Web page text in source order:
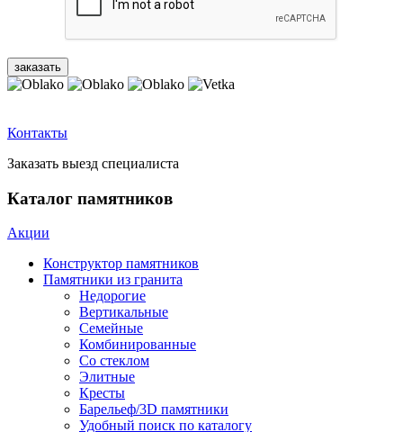
Контакты
Заказать выезд специалиста
Каталог памятников
Акции
Конструктор памятников
Памятники из гранита
Недорогие
Вертикальные
Семейные
Комбинированные
Со стеклом
Элитные
Кресты
Барельеф/3D памятники
Удобный поиск по каталогу